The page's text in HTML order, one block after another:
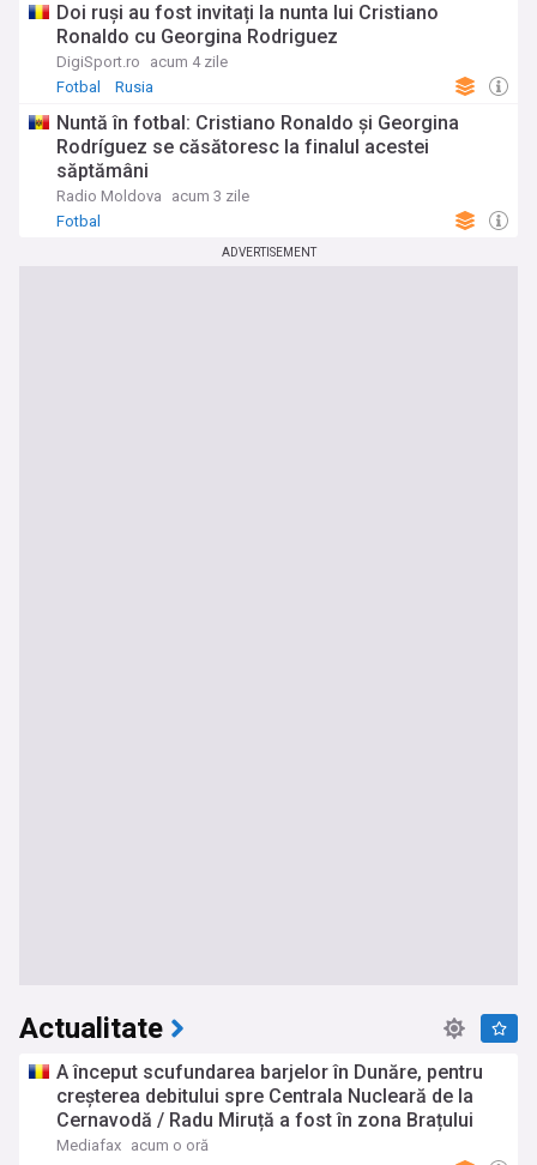
fascinantă și mereu în schimbare prin intermediul acestei
resurse de știri mondene și de entertainment mereu actuale
și captivante.
Doi ruși au fost invitați la nunta lui Cristiano
Ronaldo cu Georgina Rodriguez
DigiSport.ro
acum 4 zile
Fotbal
Rusia
Nuntă în fotbal: Cristiano Ronaldo și Georgina
Rodríguez se căsătoresc la finalul acestei
săptămâni
Radio Moldova
acum 3 zile
Fotbal
ADVERTISEMENT
Actualitate
A început scufundarea barjelor în Dunăre, pentru
creșterea debitului spre Centrala Nucleară de la
Cernavodă / Radu Miruță a fost în zona Brațului
Bala
Mediafax acum o oră